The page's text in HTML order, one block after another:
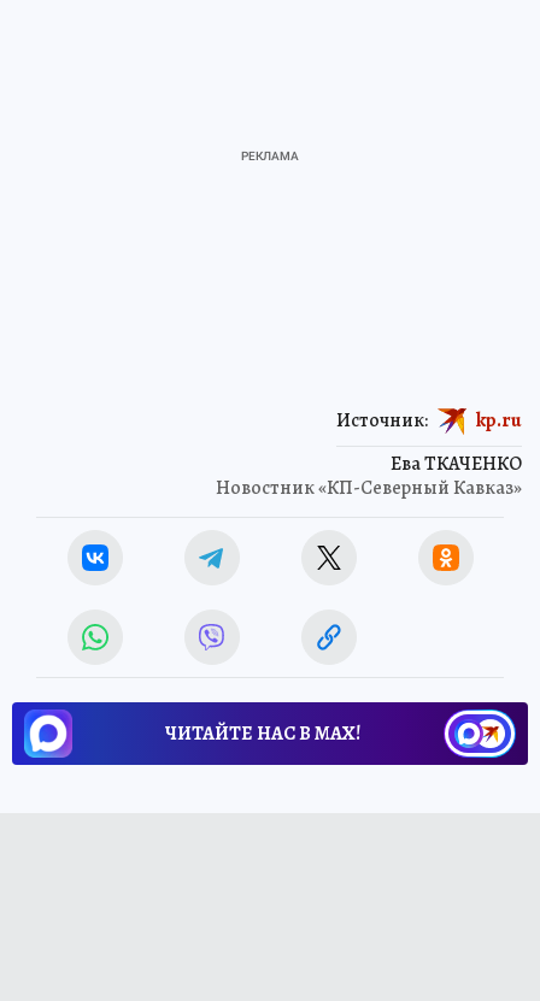
Ева ТКАЧЕНКО
Новостник «КП-Северный Кавказ»
Источник: kp.ru
ЧИТАЙТЕ НАС В МАХ!